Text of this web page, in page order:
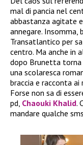
mal di pancia nel
abbastanza agitate
annegare. Insomma,
Transatlantico per
centro. Ma anche in
dopo Brunetta torna
una scolaresca
braccia e racconta ai
Forse non sa di
pd, Chaouki Khalid.
mandare qualche